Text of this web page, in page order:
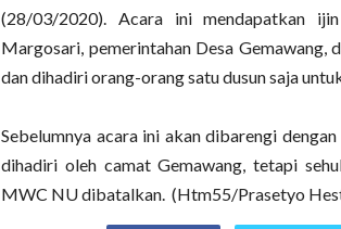
(28/03/2020). Acara ini mendapatkan
Margosari, pemerintahan Desa Gemawang,
dan dihadiri orang-orang satu dusun saja
Sebelumnya acara ini akan dibarengi
dihadiri oleh camat Gemawang, tetapi
MWC NU dibatalkan. (Htm55/Prasetyo